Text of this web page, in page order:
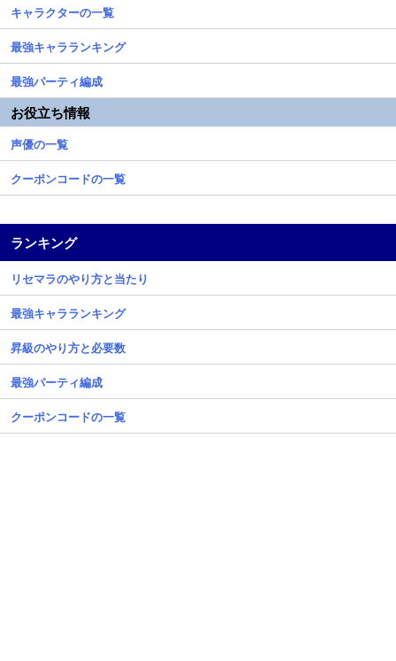
キャラクターの一覧
最強キャラランキング
最強パーティ編成
お役立ち情報
声優の一覧
クーポンコードの一覧
ランキング
リセマラのやり方と当たり
最強キャラランキング
昇級のやり方と必要数
最強パーティ編成
クーポンコードの一覧